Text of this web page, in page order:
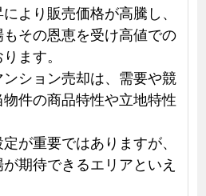
より販売価格が高騰し、
その恩恵を受け高値での
ます。
ション売却は、需要や競
件の商品特性や立地特性
が重要ではありますが、
期待できるエリアといえ